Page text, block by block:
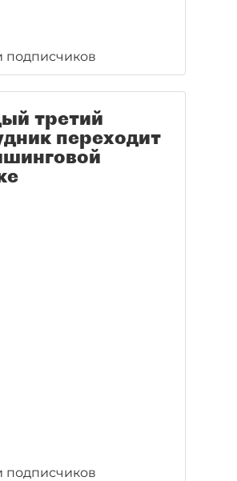
подписчиков
третий
переходит
подписчиков